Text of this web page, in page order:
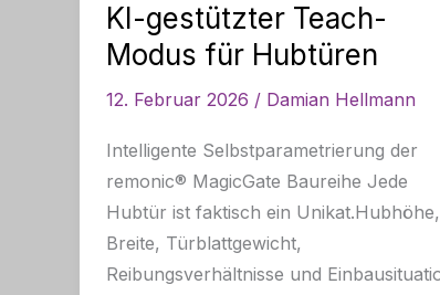
KI-gestützter Teach-
Modus für Hubtüren
12. Februar 2026 / Damian Hellmann
Intelligente Selbstparametrierung der
remonic® MagicGate Baureihe Jede
Hubtür ist faktisch ein Unikat.Hubhöhe,
Breite, Türblattgewicht,
Reibungsverhältnisse und